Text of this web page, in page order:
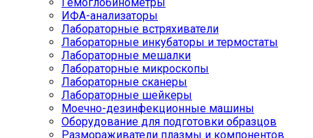
ИФА-анализаторы
Лабораторные встряхиватели
Лабораторные инкубаторы и термостаты
Лабораторные мешалки
Лабораторные микроскопы
Лабораторные сканеры
Лабораторные шейкеры
Моечно-дезинфекционные машины
Оборудование для подготовки образцов
Размораживатели плазмы и компонентов